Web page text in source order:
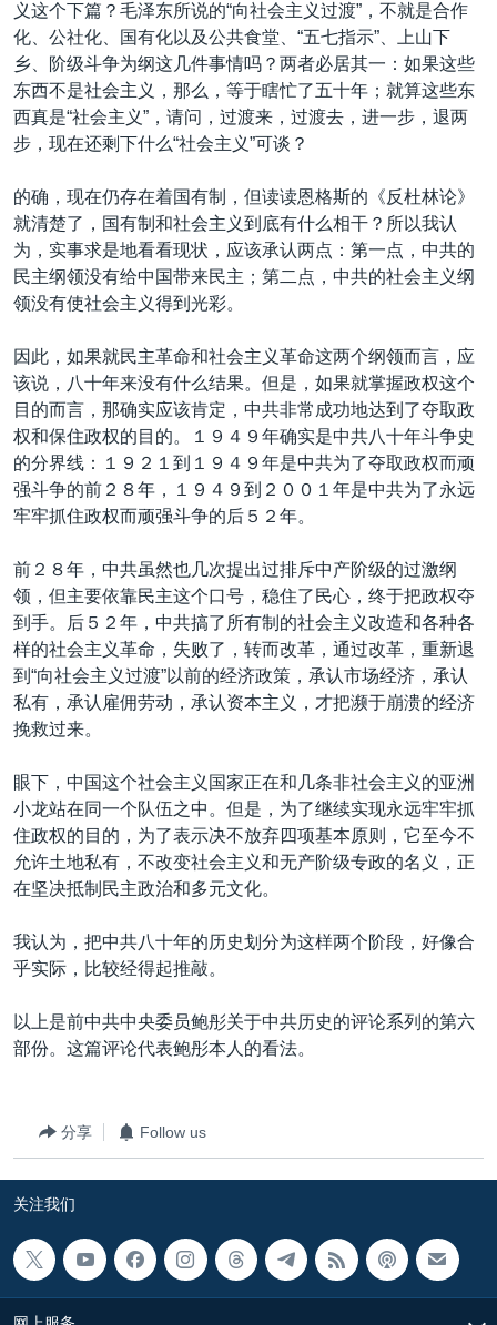
义这个下篇？毛泽东所说的“向社会主义过渡”，不就是合作
化、公社化、国有化以及公共食堂、“五七指示”、上山下
乡、阶级斗争为纲这几件事情吗？两者必居其一：如果这些
东西不是社会主义，那么，等于瞎忙了五十年；就算这些东
西真是“社会主义”，请问，过渡来，过渡去，进一步，退两
步，现在还剩下什么“社会主义”可谈？
的确，现在仍存在着国有制，但读读恩格斯的《反杜林论》
就清楚了，国有制和社会主义到底有什么相干？所以我认
为，实事求是地看看现状，应该承认两点：第一点，中共的
民主纲领没有给中国带来民主；第二点，中共的社会主义纲
领没有使社会主义得到光彩。
因此，如果就民主革命和社会主义革命这两个纲领而言，应
该说，八十年来没有什么结果。但是，如果就掌握政权这个
目的而言，那确实应该肯定，中共非常成功地达到了夺取政
权和保住政权的目的。１９４９年确实是中共八十年斗争史
的分界线：１９２１到１９４９年是中共为了夺取政权而顽
强斗争的前２８年，１９４９到２００１年是中共为了永远
牢牢抓住政权而顽强斗争的后５２年。
前２８年，中共虽然也几次提出过排斥中产阶级的过激纲
领，但主要依靠民主这个口号，稳住了民心，终于把政权夺
到手。后５２年，中共搞了所有制的社会主义改造和各种各
样的社会主义革命，失败了，转而改革，通过改革，重新退
到“向社会主义过渡”以前的经济政策，承认市场经济，承认
私有，承认雇佣劳动，承认资本主义，才把濒于崩溃的经济
挽救过来。
眼下，中国这个社会主义国家正在和几条非社会主义的亚洲
小龙站在同一个队伍之中。但是，为了继续实现永远牢牢抓
住政权的目的，为了表示决不放弃四项基本原则，它至今不
允许土地私有，不改变社会主义和无产阶级专政的名义，正
在坚决抵制民主政治和多元文化。
我认为，把中共八十年的历史划分为这样两个阶段，好像合
乎实际，比较经得起推敲。
以上是前中共中央委员鲍彤关于中共历史的评论系列的第六
部份。这篇评论代表鲍彤本人的看法。
分享 Follow us
关注我们